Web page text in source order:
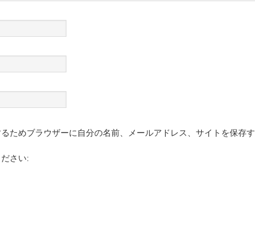
ためブラウザーに自分の名前、メールアドレス、サイトを保存す
さい: